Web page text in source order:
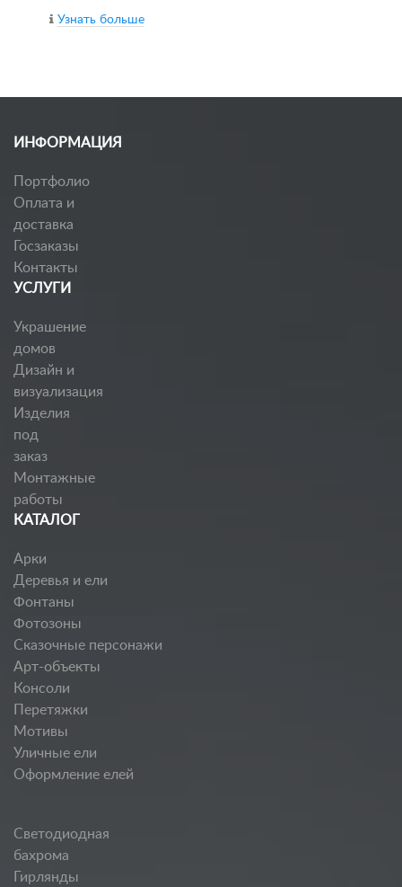
Узнать больше
ИНФОРМАЦИЯ
Портфолио
Оплата и
доставка
Госзаказы
Контакты
УСЛУГИ
Украшение
домов
Дизайн и
визуализация
Изделия
под
заказ
Монтажные
работы
КАТАЛОГ
Арки
Деревья и ели
Фонтаны
Фотозоны
Сказочные персонажи
Арт-объекты
Консоли
Перетяжки
Мотивы
Уличные ели
Оформление елей
Светодиодная
бахрома
Гирлянды